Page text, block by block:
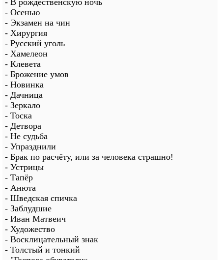
- Осенью
- Экзамен на чин
- Хирургия
- Русский уголь
- Хамелеон
- Клевета
- Брожение умов
- Новинка
- Дачница
- Зеркало
- Тоска
- Детвора
- Не судьба
- Упразднили
- Брак по расчёту, или за человека страшно!
- Устрицы
- Тапёр
- Анюта
- Шведская спичка
- Заблудшие
- Иван Матвеич
- Художество
- Восклицательный знак
- Толстый и тонкий